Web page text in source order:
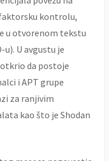
kontrolu,
u otvorenom tekstu
U avgustu je
da postoje
i APT grupe
za ranjivim
kao što je Shodan